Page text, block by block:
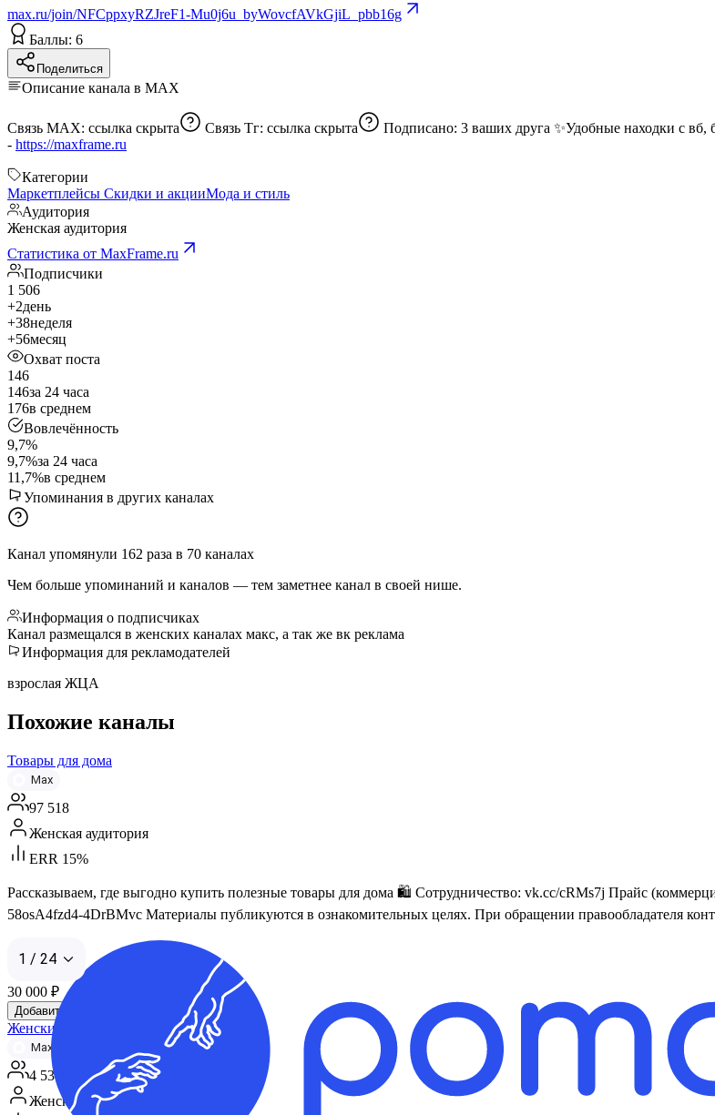
max.ru/join/NFCppxyRZJreF1-Mu0j6u_byWovcfAVkGjiL_pbb16g
Баллы: 6
Поделиться
Описание канала в MAX
Связь МАХ: ссылка скрыта Связь Тг: ссылка скрыта
- https://maxframe.ru
Категории
Маркетплейсы Скидки и акцииМода и стиль
Аудитория
Женская аудитория
Статистика от MaxFrame.ru
Подписчики
1 506
+2день
+38неделя
+56месяц
Охват поста
146
146за 24 часа
176в среднем
Вовлечённость
9,7%
9,7%за 24 часа
11,7%в среднем
Упоминания в других каналах
Канал упомянули 162 раза в 70 каналах
Чем больше упоминаний и каналов — тем заметнее канал в своей нише.
Информация о подписчиках
Канал размещался в женских каналах макс, а так же вк реклама
Информация для рекламодателей
взрослая ЖЦА
Похожие каналы
Товары для дома
Max
97 518
Женская аудитория
ERR 15%
Рассказываем, где выгодно купить полезные товары для дома 🛍 Сотрудничество: vk.cc/cRMs7j Прайс
58osA4fzd4-4DrBMvc Материалы публикуются в ознакомительных целях. При обращении правообладателя
1 / 24
30 000 ₽
Добавить в корзину
Женские находки Wildberries | WB
Max
4 537
Женская аудитория